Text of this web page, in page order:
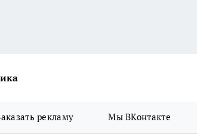
рекламу Мы ВКонтакте